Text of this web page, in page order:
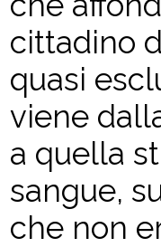
cittadino
quasi
viene
a quella
sangue,
che non